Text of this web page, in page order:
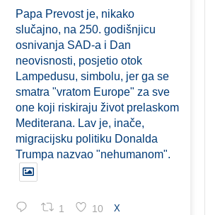
Papa Prevost je, nikako
slučajno, na 250. godišnjicu
osnivanja SAD-a i Dan
neovisnosti, posjetio otok
Lampedusu, simbolu, jer ga se
smatra "vratom Europe" za sve
one koji riskiraju život prelaskom
Mediterana. Lav je, inače,
migracijsku politiku Donalda
Trumpa nazvao "nehumanom".
1 10 X